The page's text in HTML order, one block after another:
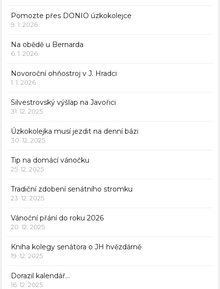
Pomozte přes DONIO úzkokolejce
9. 1. 2026
Na obědě u Bernarda
6. 1. 2026
Novoroční ohňostroj v J. Hradci
1. 1. 2026
Silvestrovský výšlap na Javořici
31. 12. 2025
Úzkokolejka musí jezdit na denní bázi
30. 12. 2025
Tip na domácí vánočku
25. 12. 2025
Tradiční zdobení senátního stromku
23. 12. 2025
Vánoční přání do roku 2026
20. 12. 2025
Kniha kolegy senátora o JH hvězdárně
19. 12. 2025
Dorazil kalendář…
16. 12. 2025